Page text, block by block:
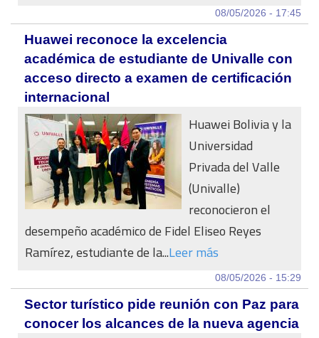
08/05/2026 - 17:45
Huawei reconoce la excelencia
académica de estudiante de Univalle con
acceso directo a examen de certificación
internacional
Huawei Bolivia y la
Universidad
Privada del Valle
(Univalle)
reconocieron el
desempeño académico de Fidel Eliseo Reyes
Ramírez, estudiante de la...Leer más
08/05/2026 - 15:29
Sector turístico pide reunión con Paz para
conocer los alcances de la nueva agencia